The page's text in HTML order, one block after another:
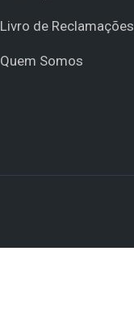
Livro de Reclamações
Quem Somos